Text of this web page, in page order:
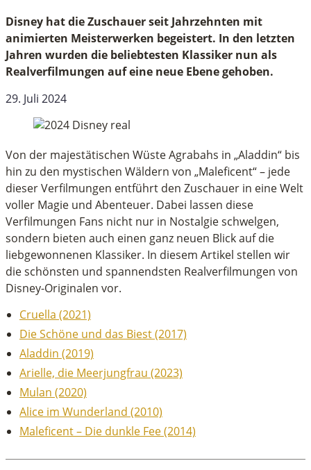
Disney hat die Zuschauer seit Jahrzehnten mit
animierten Meisterwerken begeistert. In den letzten
Jahren wurden die beliebtesten Klassiker nun als
Realverfilmungen auf eine neue Ebene gehoben.
29. Juli 2024
Von der majestätischen Wüste Agrabahs in „Aladdin“ bis
hin zu den mystischen Wäldern von „Maleficent“ – jede
dieser Verfilmungen entführt den Zuschauer in eine Welt
voller Magie und Abenteuer. Dabei lassen diese
Verfilmungen Fans nicht nur in Nostalgie schwelgen,
sondern bieten auch einen ganz neuen Blick auf die
liebgewonnenen Klassiker. In diesem Artikel stellen wir
die schönsten und spannendsten Realverfilmungen von
Disney-Originalen vor.
Cruella (2021)
Die Schöne und das Biest (2017)
Aladdin (2019)
Arielle, die Meerjungfrau (2023)
Mulan (2020)
Alice im Wunderland (2010)
Maleficent – Die dunkle Fee (2014)